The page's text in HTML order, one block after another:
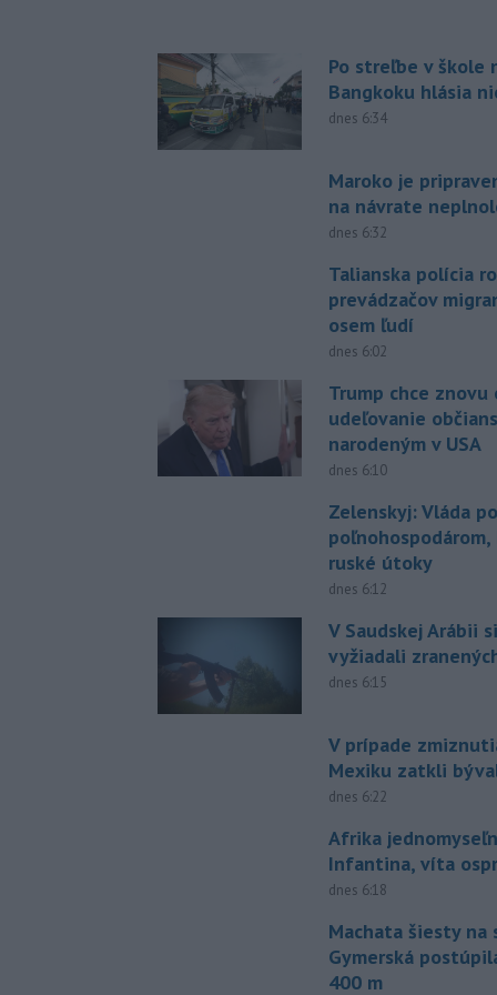
Po streľbe v škole
Bangkoku hlásia
dnes 6:34
Maroko je
na návrate
dnes 6:32
Talianska polícia
prevádzačov
osem ľudí
dnes 6:02
Trump chce
udeľovanie
narodeným v USA
dnes 6:10
Zelenskyj: Vláda
ruské útoky
dnes 6:12
V Saudskej Arábii
vyžiadali
dnes 6:15
V prípade
Mexiku zatkli
dnes 6:22
Afrika
Infantina, víta
dnes 6:18
Machata šiesty na
Gymerská
400 m